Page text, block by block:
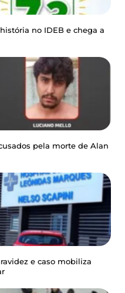
no IDEB e chega a
pela morte de Alan
e caso mobiliza